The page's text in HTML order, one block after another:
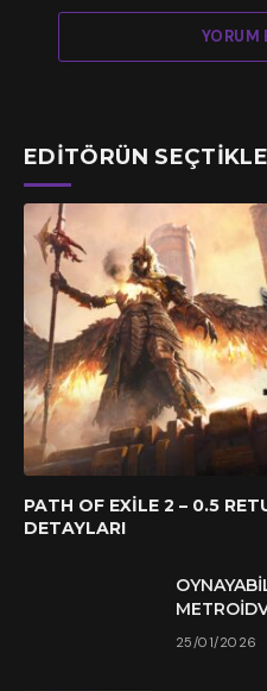
YORUM
EDITÖRÜN
PATH OF EXILE 2 – 0.5
DETAYLARI
25/01/2026